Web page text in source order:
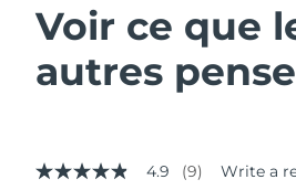
Voir ce que
autres
4.9
4.9 (9) Write a